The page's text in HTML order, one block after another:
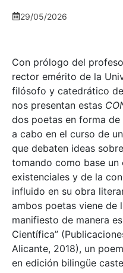
29/05/2026
Con prólogo del
rector emérito de la
filósofo y catedrático
nos presentan estas
dos poetas en forma
a cabo en el curso de
que debaten ideas
tomando como base un
existenciales y de la
influido en su obra
ambos poetas viene de
manifiesto de manera
Científica”
Alicante, 2018), un
en edición bilingüe